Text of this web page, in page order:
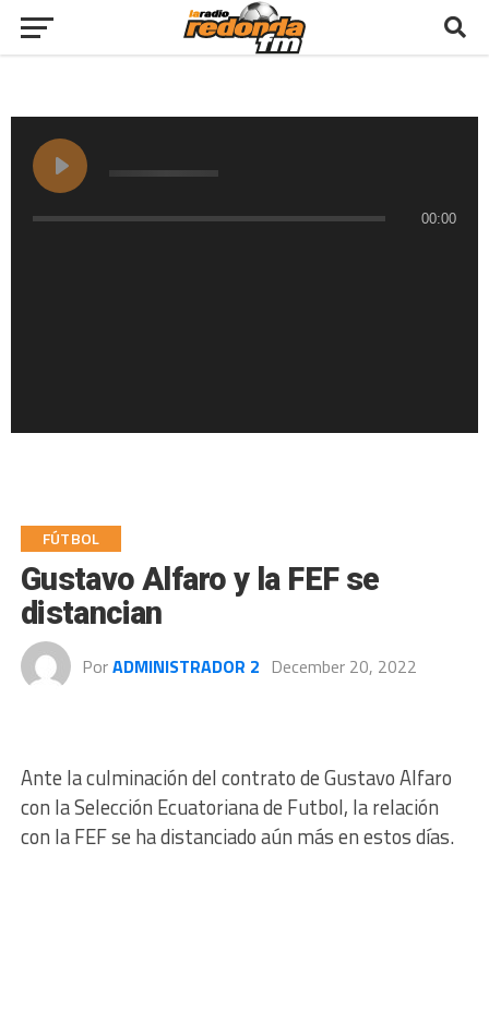
00:00
FÚTBOL
Gustavo Alfaro y la FEF se
distancian
PorADMINISTRADOR 2 December 20, 2022
Ante la culminación del contrato de Gustavo Alfaro
con la Selección Ecuatoriana de Futbol, la relación
con la FEF se ha distanciado aún más en estos días.